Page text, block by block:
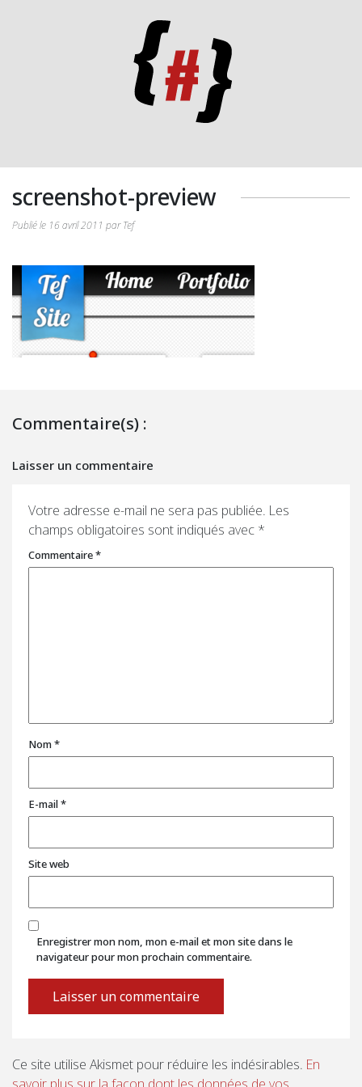
screenshot-preview
Publié le 16 avril 2011 par Tef
Commentaire(s) :
Laisser un commentaire
Votre adresse e-mail ne sera pas publiée. Les
champs obligatoires sont indiqués avec *
Commentaire*
Nom*
E-mail*
Site web
Enregistrer mon nom, mon e-mail et mon site dans le
navigateur pour mon prochain commentaire.
Ce site utilise Akismet pour réduire les indésirables. En